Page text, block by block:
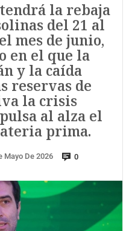
la rebaja
del 21 al
mes de junio,
en el que la
y la caída
reservas de
la crisis
al alza el
prima.
Mayo De 2026 0